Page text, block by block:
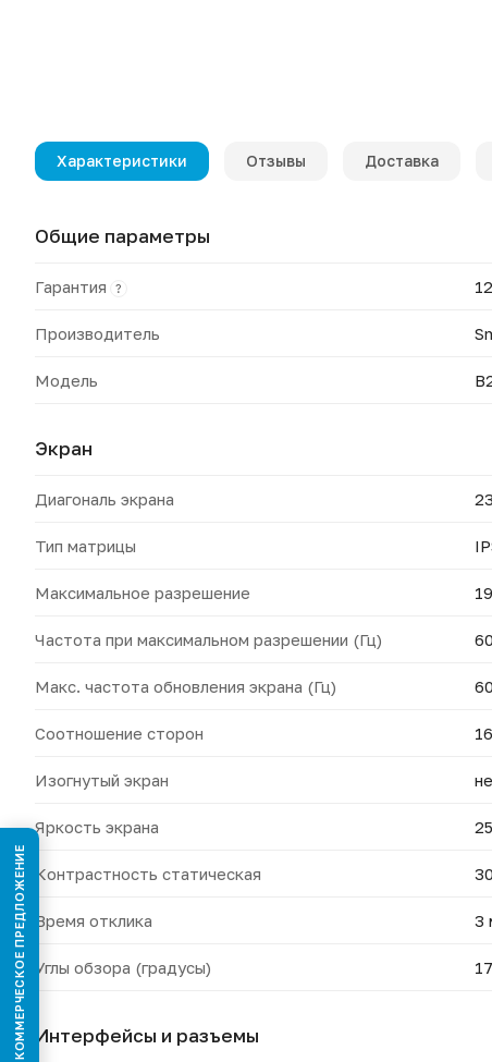
Характеристики Отзывы Доставка
Общие параметры
Гарантия ?
Производитель
Модель
Экран
Диагональ экрана
Тип матрицы
Максимальное разрешение
Частота при максимальном разрешении (Гц)
Макс. частота обновления экрана (Гц)
Соотношение сторон
Изогнутый экран
Яркость экрана
Контрастность статическая
Время отклика 3
Углы обзора (градусы)
Интерфейсы и разъемы
КОММЕРЧЕСКОЕ ПРЕДЛОЖЕНИЕ